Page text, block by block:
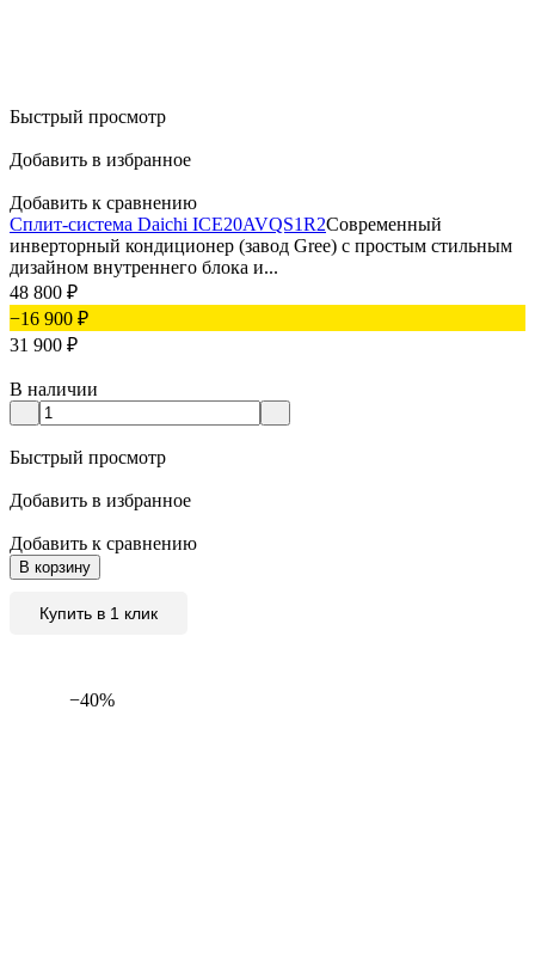
Быстрый просмотр
Добавить в избранное
Добавить к сравнению
Сплит-система Daichi ICE20AVQS1R2Современный
инверторный кондиционер (завод Gree) с простым стильным
дизайном внутреннего блока и...
48 800 ₽
−16 900 ₽
31 900 ₽
В наличии
Быстрый просмотр
Добавить в избранное
Добавить к сравнению
В корзину
Купить в 1 клик
−40%